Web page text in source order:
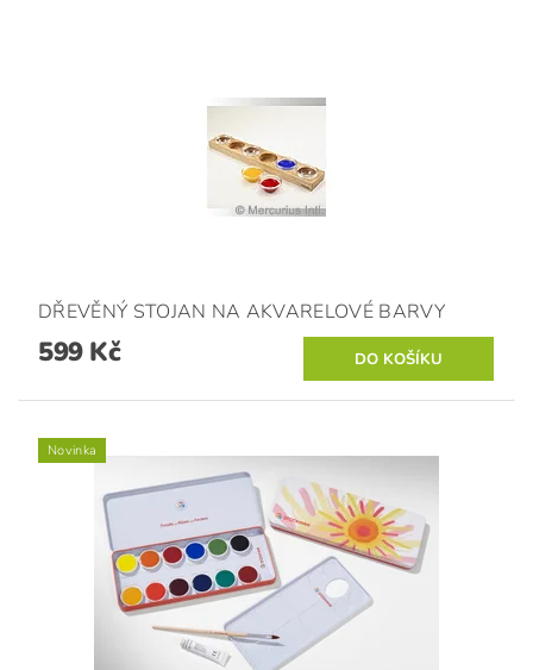
DŘEVĚNÝ STOJAN NA AKVARELOVÉ BARVY
599 Kč
Novinka